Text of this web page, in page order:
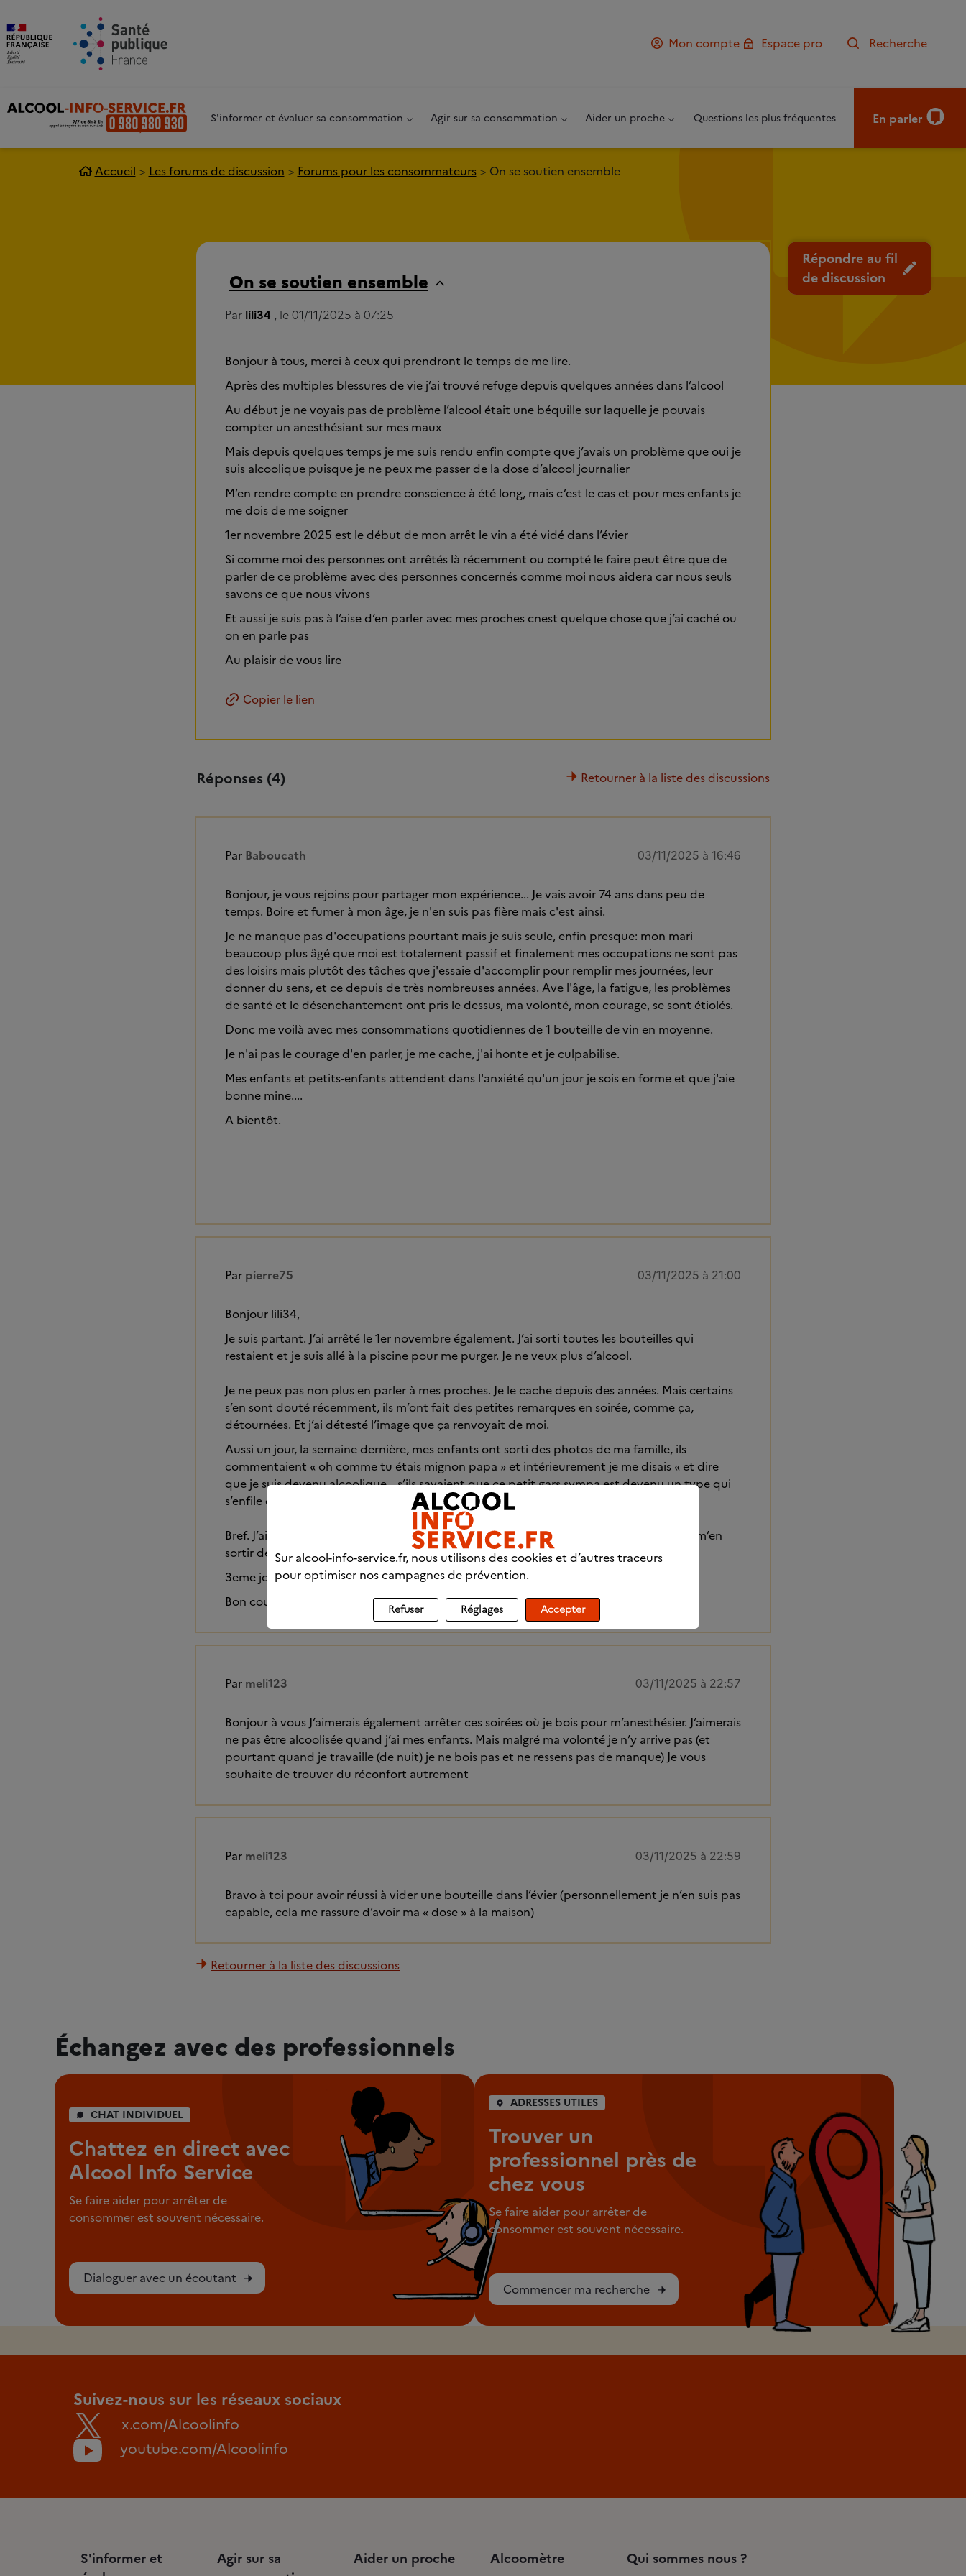
Mon compte
Espace pro Recherche
S'informer et évaluer sa consommation Agir sur sa consommation Aider un proche Questions les plus fréquentes En parler
Accueil Les forums de discussion Forums pour les consommateurs On se soutien ensemble
Répondre au fil
de discussion
On se soutien ensemble
Par lili34 , le 01/11/2025 à 07:25
Bonjour à tous, merci à ceux qui prendront le temps de me lire.
Après des multiples blessures de vie j’ai trouvé refuge depuis quelques années dans l’alcool
Au début je ne voyais pas de problème l’alcool était une béquille sur laquelle je pouvais
compter un anesthésiant sur mes maux
Mais depuis quelques temps je me suis rendu enfin compte que j’avais un problème que oui je
suis alcoolique puisque je ne peux me passer de la dose d’alcool journalier
M’en rendre compte en prendre conscience à été long, mais c’est le cas et pour mes enfants je
me dois de me soigner
1er novembre 2025 est le début de mon arrêt le vin a été vidé dans l’évier
Si comme moi des personnes ont arrêtés là récemment ou compté le faire peut être que de
parler de ce problème avec des personnes concernés comme moi nous aidera car nous seuls
savons ce que nous vivons
Et aussi je suis pas à l’aise d’en parler avec mes proches cnest quelque chose que j’ai caché ou
on en parle pas
Au plaisir de vous lire
Copier le lien
Réponses (4) Retourner à la liste des discussions
Par Baboucath 03/11/2025 à 16:46
Bonjour, je vous rejoins pour partager mon expérience... Je vais avoir 74 ans dans peu de
temps. Boire et fumer à mon âge, je n'en suis pas fière mais c'est ainsi.
Je ne manque pas d'occupations pourtant mais je suis seule, enfin presque: mon mari
beaucoup plus âgé que moi est totalement passif et finalement mes occupations ne sont pas
des loisirs mais plutôt des tâches que j'essaie d'accomplir pour remplir mes journées, leur
donner du sens, et ce depuis de très nombreuses années. Ave l'âge, la fatigue, les problèmes
de santé et le désenchantement ont pris le dessus, ma volonté, mon courage, se sont étiolés.
Donc me voilà avec mes consommations quotidiennes de 1 bouteille de vin en moyenne.
Je n'ai pas le courage d'en parler, je me cache, j'ai honte et je culpabilise.
Mes enfants et petits-enfants attendent dans l'anxiété qu'un jour je sois en forme et que j'aie
bonne mine....
A bientôt.
Par pierre75 03/11/2025 à 21:00
Bonjour lili34,
Je suis partant. J’ai arrêté le 1er novembre également. J’ai sorti toutes les bouteilles qui
restaient et je suis allé à la piscine pour me purger. Je ne veux plus d’alcool.
Je ne peux pas non plus en parler à mes proches. Je le cache depuis des années. Mais certains
s’en sont douté récemment, ils m’ont fait des petites remarques en soirée, comme ça,
détournées. Et j’ai détesté l’image que ça renvoyait de moi.
Aussi un jour, la semaine dernière, mes enfants ont sorti des photos de ma famille, ils
commentaient « oh comme tu étais mignon papa » et intérieurement je me disais « et dire
que je suis devenu alcoolique… s’ils savaient que ce petit gars sympa est devenu un type qui
s’enfile deux bouteilles de vin tous les soirs.
Bref. J’ai honte. Ma séparation a été rude mais ça n’est pas une excuse. Je veux tenir et m’en
sortir définitivement.
3eme jour aujourd’hui sur le point de s’achever. Je compte les points.
Bon courage à vous !
Par meli123 03/11/2025 à 22:57
Bonjour à vous J’aimerais également arrêter ces soirées où je bois pour m’anesthésier. J’aimerais
ne pas être alcoolisée quand j’ai mes enfants. Mais malgré ma volonté je n’y arrive pas (et
pourtant quand je travaille (de nuit) je ne bois pas et ne ressens pas de manque) Je vous
souhaite de trouver du réconfort autrement
Par meli123 03/11/2025 à 22:59
Bravo à toi pour avoir réussi à vider une bouteille dans l’évier (personnellement je n’en suis pas
capable, cela me rassure d’avoir ma « dose » à la maison)
Retourner à la liste des discussions
Échangez avec des professionnels
CHAT INDIVIDUEL
Chattez en direct avec
Alcool Info Service
Se faire aider pour arrêter de
consommer est souvent nécessaire.
Dialoguer avec un écoutant
ADRESSES UTILES
Trouver un
professionnel près de
chez vous
Se faire aider pour arrêter de
consommer est souvent nécessaire.
Commencer ma recherche
Suivez-nous sur les réseaux sociaux
x.com/Alcoolinfo
youtube.com/Alcoolinfo
S'informer et
Agir sur sa
Aider un proche
Alcoomètre
Qui sommes nous ?
Sur alcool-info-service.fr, nous utilisons des cookies et d’autres traceurs
pour optimiser nos campagnes de prévention.
Refuser Réglages Accepter